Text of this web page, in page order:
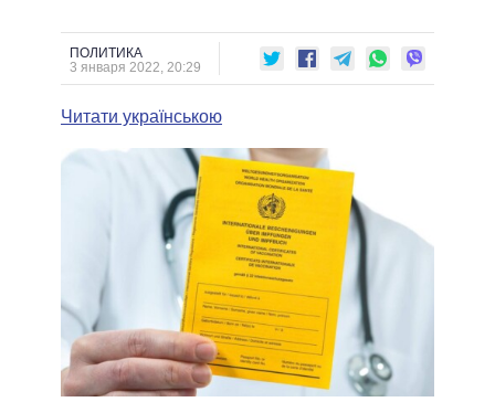
МЭРЫ
ВСЕ ПЕРСОНЫ
СРАВНЕНИЕ ПОЛИТИКОВ
ПОЛИТИКА
3 января 2022, 20:29
Читати українською